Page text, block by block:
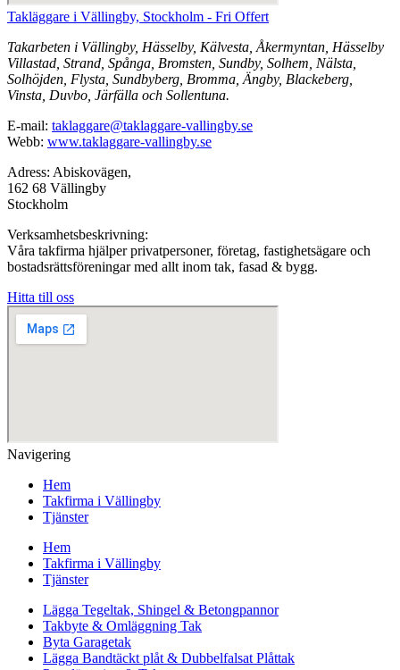
Takläggare i Vällingby, Stockholm - Fri Offert
Takarbeten i Vällingby, Hässelby, Kälvesta, Åkermyntan, Hässelby
Villastad, Strand, Spånga, Bromsten, Sundby, Solhem, Nälsta,
Solhöjden, Flysta, Sundbyberg, Bromma, Ängby, Blackeberg,
Vinsta, Duvbo, Järfälla och Sollentuna.
E-mail: taklaggare@taklaggare-vallingby.se
Webb: www.taklaggare-vallingby.se
Adress: Abiskovägen,
162 68 Vällingby
Stockholm
Verksamhetsbeskrivning:
Våra takfirma hjälper privatpersoner, företag, fastighetsägare och
bostadsrättsföreningar med allt inom tak, fasad & bygg.
Hitta till oss
Navigering
Hem
Takfirma i Vällingby
Tjänster
Hem
Takfirma i Vällingby
Tjänster
Lägga Tegeltak, Shingel & Betongpannor
Takbyte & Omläggning Tak
Byta Garagetak
Lägga Bandtäckt plåt & Dubbelfalsat Plåttak